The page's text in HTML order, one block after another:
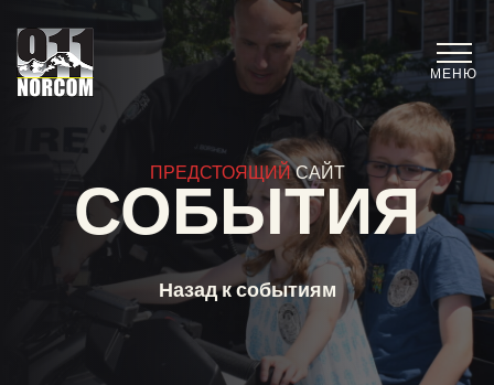
МЕНЮ
ПРЕДСТОЯЩИЙСАЙТ
СОБЫТИЯ
Назад к событиям